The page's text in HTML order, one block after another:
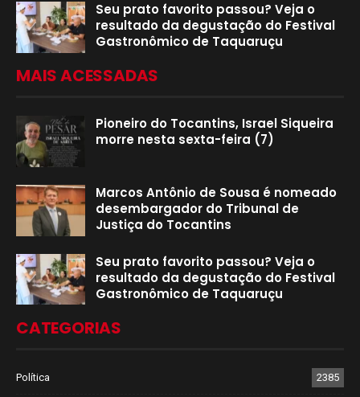
Seu prato favorito passou? Veja o
resultado da degustação do Festival
Gastronômico de Taquaruçu
MAIS ACESSADAS
Pioneiro do Tocantins, Israel Siqueira
morre nesta sexta-feira (7)
Marcos Antônio de Sousa é nomeado
desembargador do Tribunal de
Justiça do Tocantins
Seu prato favorito passou? Veja o
resultado da degustação do Festival
Gastronômico de Taquaruçu
CATEGORIAS
Política 2385